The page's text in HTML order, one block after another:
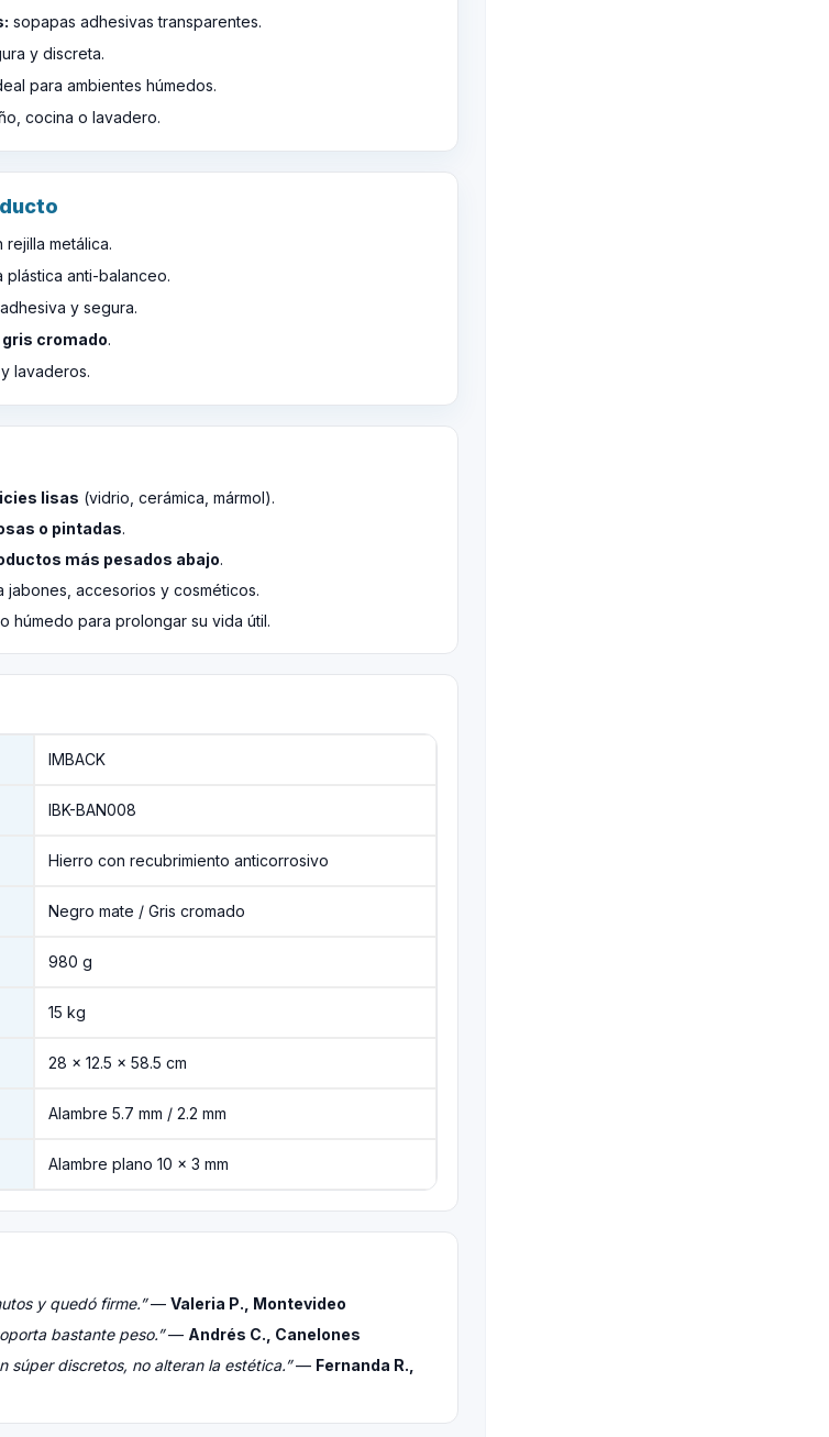
sopapas adhesivas transparentes.
y discreta.
para ambientes húmedos.
cocina o lavadero.
rejilla metálica.
plástica anti-balanceo.
y segura.
gris cromado.
lavaderos.
lisas (vidrio, cerámica, mármol).
o pintadas.
más pesados abajo.
jabones, accesorios y cosméticos.
húmedo para prolongar su vida útil.
IMBACK
IBK-BAN008
Hierro con recubrimiento anticorrosivo
Negro mate / Gris cromado
980 g
15 kg
28 × 12.5 × 58.5 cm
Alambre 5.7 mm / 2.2 mm
Alambre plano 10 × 3 mm
y quedó firme.”— Valeria P., Montevideo
bastante peso.”— Andrés C., Canelones
súper discretos, no alteran la estética.”— Fernanda R.,